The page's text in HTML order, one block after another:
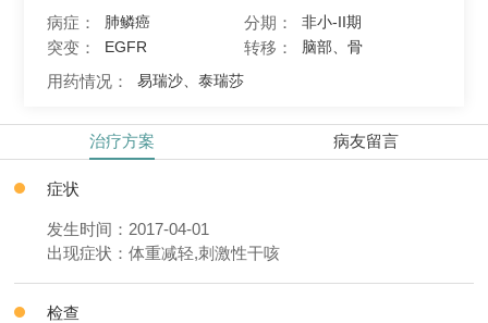
病症： 肺鳞癌 分期： 非小-II期
突变： EGFR 转移： 脑部、骨
用药情况： 易瑞沙、泰瑞莎
治疗方案 病友留言
症状
发生时间：2017-04-01
出现症状：体重减轻,刺激性干咳
检查